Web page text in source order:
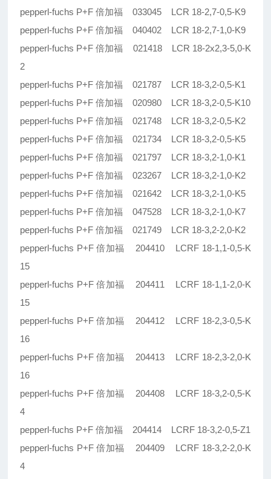
pepperl-fuchs P+F 倍加福 033045 LCR 18-2,7-0,5-K9
pepperl-fuchs P+F 倍加福 040402 LCR 18-2,7-1,0-K9
pepperl-fuchs P+F 倍加福 021418 LCR 18-2x2,3-5,0-K
2
pepperl-fuchs P+F 倍加福 021787 LCR 18-3,2-0,5-K1
pepperl-fuchs P+F 倍加福 020980 LCR 18-3,2-0,5-K10
pepperl-fuchs P+F 倍加福 021748 LCR 18-3,2-0,5-K2
pepperl-fuchs P+F 倍加福 021734 LCR 18-3,2-0,5-K5
pepperl-fuchs P+F 倍加福 021797 LCR 18-3,2-1,0-K1
pepperl-fuchs P+F 倍加福 023267 LCR 18-3,2-1,0-K2
pepperl-fuchs P+F 倍加福 021642 LCR 18-3,2-1,0-K5
pepperl-fuchs P+F 倍加福 047528 LCR 18-3,2-1,0-K7
pepperl-fuchs P+F 倍加福 021749 LCR 18-3,2-2,0-K2
pepperl-fuchs P+F 倍加福 204410 LCRF 18-1,1-0,5-K
15
pepperl-fuchs P+F 倍加福 204411 LCRF 18-1,1-2,0-K
15
pepperl-fuchs P+F 倍加福 204412 LCRF 18-2,3-0,5-K
16
pepperl-fuchs P+F 倍加福 204413 LCRF 18-2,3-2,0-K
16
pepperl-fuchs P+F 倍加福 204408 LCRF 18-3,2-0,5-K
4
pepperl-fuchs P+F 倍加福 204414 LCRF 18-3,2-0,5-Z1
pepperl-fuchs P+F 倍加福 204409 LCRF 18-3,2-2,0-K
4